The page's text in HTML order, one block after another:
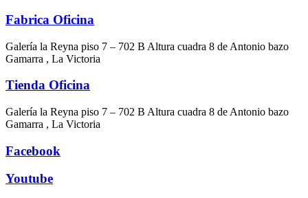
Fabrica Oficina
Galería la Reyna piso 7 – 702 B Altura cuadra 8 de Antonio bazo
Gamarra , La Victoria
Tienda Oficina
Galería la Reyna piso 7 – 702 B Altura cuadra 8 de Antonio bazo
Gamarra , La Victoria
Facebook
Youtube